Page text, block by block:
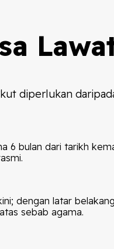
diperlukan
6 bulan dari tarikh
dengan latar
sebab agama.